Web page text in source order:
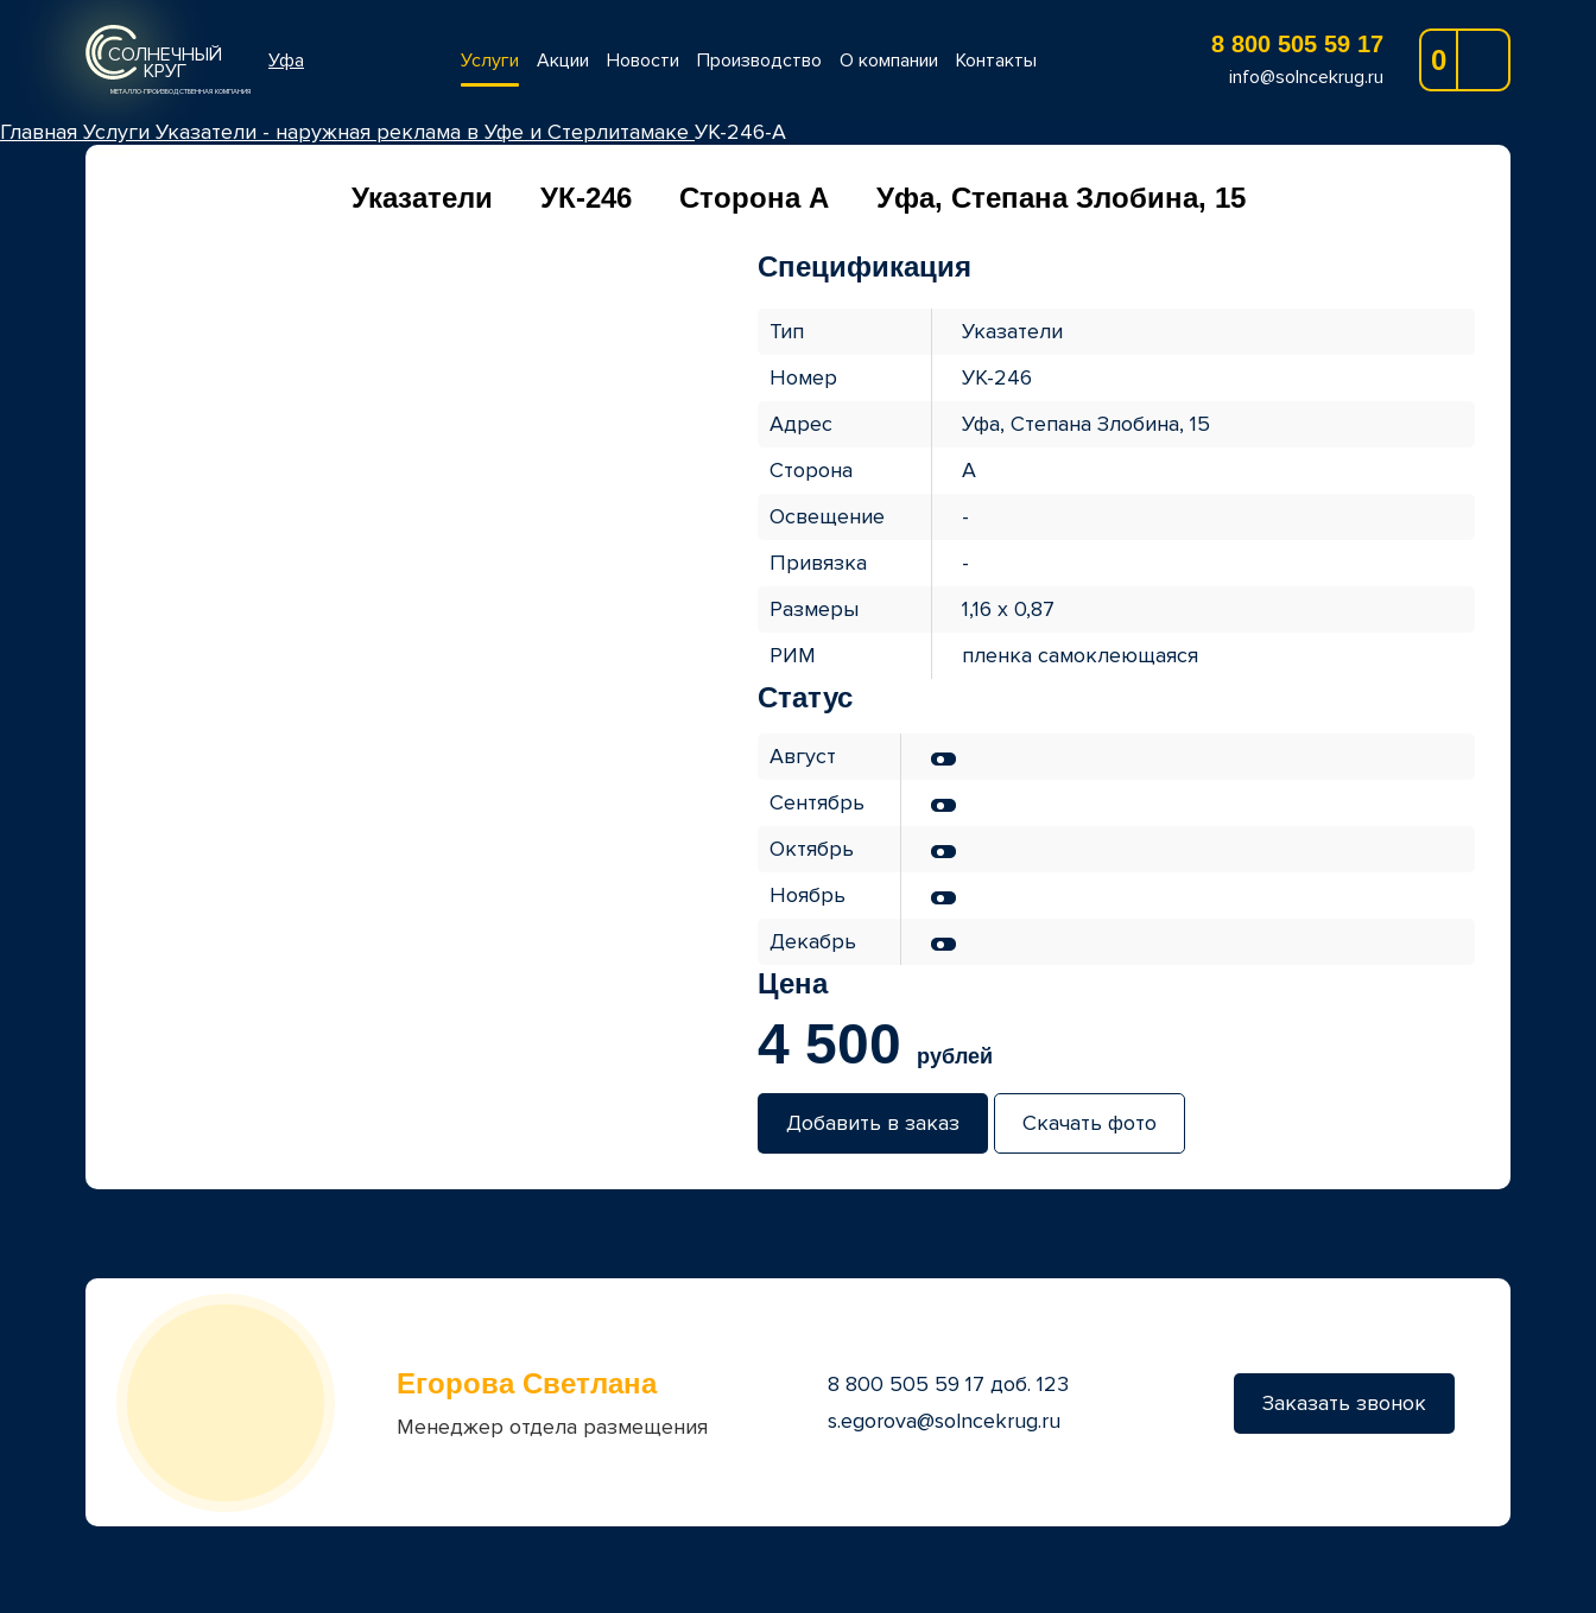
СОЛНЕЧНЫЙ
КРУГ
МЕТАЛЛО-ПРОИЗВОДСТВЕННАЯ КОМПАНИЯ
Уфа Услуги Акции Новости Производство О компании Контакты
8 800 505 59 17
info@solncekrug.ru
0
Главная Услуги Указатели - наружная реклама в Уфе и Стерлитамаке УК-246-А
Указатели УК-246 Сторона А Уфа, Степана Злобина, 15
Спецификация
Тип
Указатели
Номер
УК-246
Адрес
Уфа, Степана Злобина, 15
Сторона
А
Освещение
Привязка
Размеры
1,16 х 0,87
РИМ
пленка самоклеющаяся
Статус
Август
Сентябрь
Октябрь
Ноябрь
Декабрь
Цена
4 500 рублей
Добавить в заказ Скачать фото
Егорова Светлана
Менеджер отдела размещения
8 800 505 59 17 доб. 123
s.egorova@solncekrug.ru
Заказать звонок